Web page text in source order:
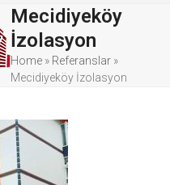
Mecidiyeköy
İzolasyon
Home » Referanslar »
Mecidiyeköy İzolasyon